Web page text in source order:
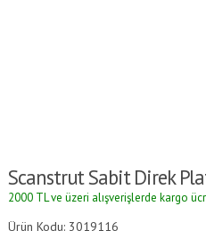
Scanstrut Sabit Direk
2000 TL ve üzeri alışverişlerde kargo
Ürün Kodu: 3019116